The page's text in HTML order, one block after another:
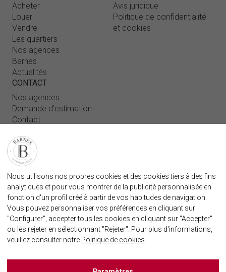
Acheter
Louer
Vendre
Les quartiers
Nos agences
Barnes
Actualités
Avis juridique
Politique de confidentialité
et cookies
CONTACT
Nos agences
Demande d'estimation
Contact
FAQ
AGENECE IMMOBILIÈRE BARNES MARBELLA
marbella@barnes-international.com
+34 614 25 01 89
Nous utilisons nos propres cookies et des cookies tiers à des fins
analytiques et pour vous montrer de la publicité personnalisée en
fonction d'un profil créé à partir de vos habitudes de navigation.
Vous pouvez personnaliser vos préférences en cliquant sur
"Configurer", accepter tous les cookies en cliquant sur "Accepter"
ou les rejeter en sélectionnant "Rejeter". Pour plus d'informations,
veuillez consulter notre Politique de cookies